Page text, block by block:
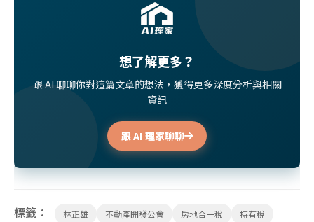
想了解更多？
跟 AI 聊聊你對這篇文章的想法，獲得更多深度分析與相關
資訊
跟 AI 理家聊聊
標籤： 林正雄 不動產開發公會 房地合一稅
持有稅